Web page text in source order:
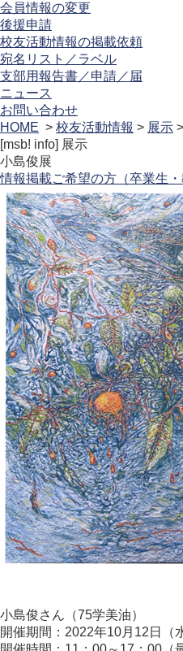
会員情報の変更
後援申請
校友活動情報の掲載依頼
宛名リスト／ラベル
支部用報告書／申請／届
ニュース
お問い合わせ
HOME > 校友活動情報 > 展示
[msb! info] 展示
小島俊展
情報掲載ご希望の方（卒業生
小島俊さん（75学美油）
開催期間：2022年10月12日